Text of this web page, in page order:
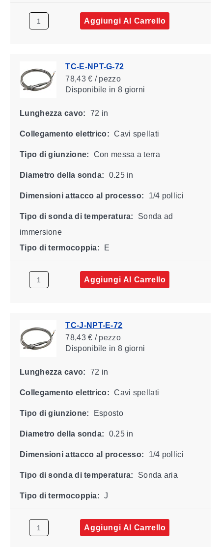
Aggiungi Al Carrello
TC-E-NPT-G-72
78,43 € / pezzo
Disponibile in 8 giorni
Lunghezza cavo: 72 in
Collegamento elettrico: Cavi spellati
Tipo di giunzione: Con messa a terra
Diametro della sonda: 0.25 in
Dimensioni attacco al processo: 1/4 pollici
Tipo di sonda di temperatura:
Sonda ad
immersione
Tipo di termocoppia:
E
Aggiungi Al Carrello
TC-J-NPT-E-72
78,43 € / pezzo
Disponibile in 8 giorni
Lunghezza cavo: 72 in
Collegamento elettrico: Cavi spellati
Tipo di giunzione: Esposto
Diametro della sonda: 0.25 in
Dimensioni attacco al processo: 1/4 pollici
Tipo di sonda di temperatura: Sonda aria
Tipo di termocoppia: J
Aggiungi Al Carrello